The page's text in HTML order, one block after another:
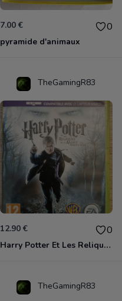
7.00 € 0
pyramide d'animaux
TheGamingR83
12.90 € 0
Harry Potter Et Les Reliques De La Mort - 1ère Partie Xbox 360
TheGamingR83